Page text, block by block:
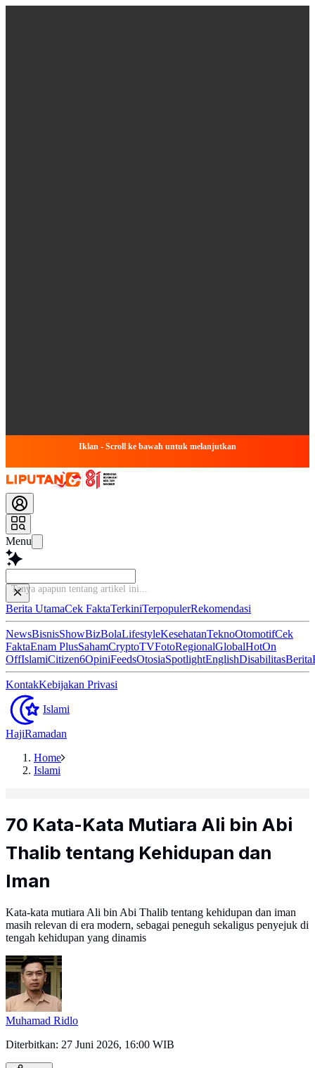
Iklan - Scroll ke bawah untuk melanjutkan
Menu
Baca
Berita UtamaCek FaktaTerkiniTerpopulerRekomendasi
NewsBisnisShowBizBolaLifestyleKesehatanTeknoOtomotifCek
FaktaEnam PlusSahamCryptoTVFotoRegionalGlobalHotOn
OffIslamiCitizen6OpiniFeedsOtosiaSpotlightEnglishDisabilitasBerita
KontakKebijakan Privasi
Islami
HajiRamadan
Home
Islami
70 Kata-Kata Mutiara Ali bin Abi
Thalib tentang Kehidupan dan
Iman
Kata-kata mutiara Ali bin Abi Thalib tentang kehidupan dan iman
masih relevan di era modern, sebagai peneguh sekaligus penyejuk di
tengah kehidupan yang dinamis
Muhamad Ridlo
Diterbitkan: 27 Juni 2026, 16:00 WIB